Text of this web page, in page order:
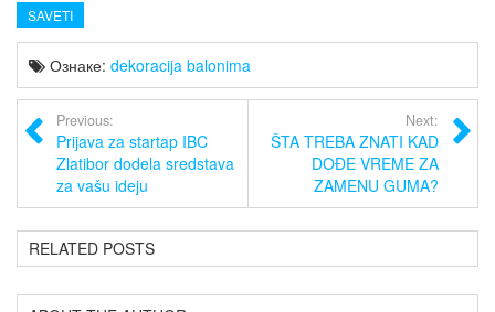
SAVETI
Ознаке: dekoracija balonima
Previous:
Prijava za startap IBC
Zlatibor dodela sredstava
za vašu ideju
Next:
ŠTA TREBA ZNATI KAD
DOĐE VREME ZA
ZAMENU GUMA?
RELATED POSTS